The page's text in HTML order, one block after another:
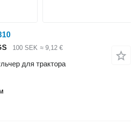
100 SEK ≈ 9,12 €
для трактора